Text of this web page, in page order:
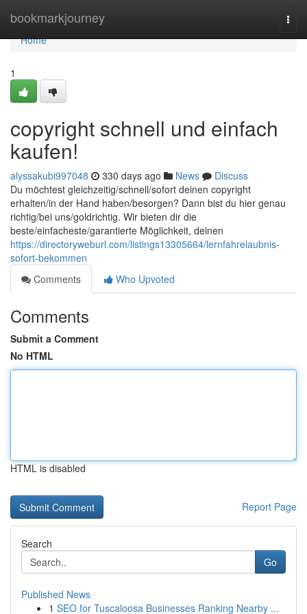
bookmarkjourney
Home
Home
1
copyright schnell und einfach
kaufen!
alyssakubi997048 330 days ago News
Discuss
Du möchtest gleichzeitig/schnell/sofort deinen copyright
erhalten/in der Hand haben/besorgen? Dann bist du hier genau
richtig/bei uns/goldrichtig. Wir bieten dir die
beste/einfacheste/garantierte Möglichkeit, deinen
https://directoryweburl.com/listings13305664/lernfahrelaubnis-
sofort-bekommen
Comments
Who Upvoted
Comments
Submit a Comment
No HTML
HTML is disabled
Report Page
Search
Go
Published News
1 SEO for Tuscaloosa Businesses Ranking Nearby ...